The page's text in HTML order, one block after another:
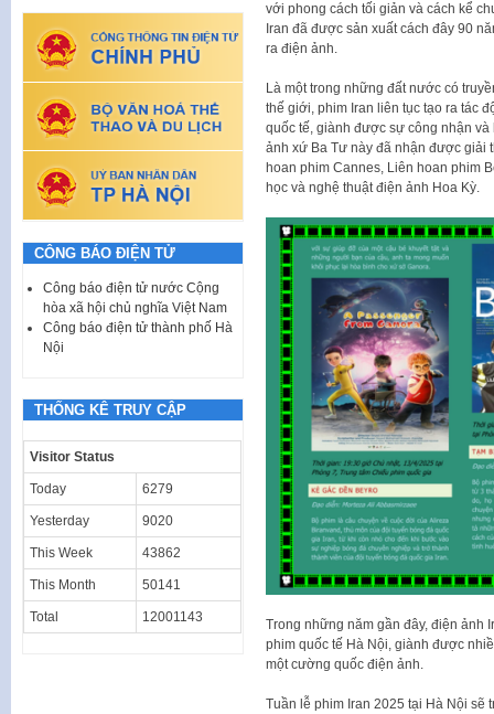
với phong cách tối giản và cách kể
Iran đã được sản xuất cách đây 90
ra điện ảnh.
Là một trong những đất nước có
thế giới, phim Iran liên tục tạo ra tác
quốc tế, giành được sự công nhận
ảnh xứ Ba Tư này đã nhận được giải
hoan phim Cannes, Liên hoan phim
học và nghệ thuật điện ảnh Hoa Kỳ.
Trong những năm gần đây, điện ảnh
phim quốc tế Hà Nội, giành được
một cường quốc điện ảnh.
Tuần lễ phim Iran 2025 tại Hà Nội sẽ
CÔNG BÁO ĐIỆN TỬ
Công báo điện tử nước Cộng
hòa xã hội chủ nghĩa Việt Nam
Công báo điện tử thành phố Hà
Nội
THỐNG KÊ TRUY CẬP
Visitor Status
Today 6279
Yesterday 9020
This Week 43862
This Month 50141
Total 12001143